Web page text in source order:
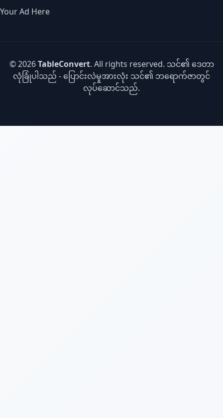
Your Ad Here
© 2026TableConvert. All rights reserved. သင်၏ ဒေတာ
လုံခြုံပါသည် - ပြောင်းလဲမှုအားလုံး သင်၏ ဘရောက်ဇာတွင်
လုပ်ဆောင်သည်.